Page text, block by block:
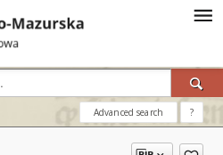
Advanced search ?